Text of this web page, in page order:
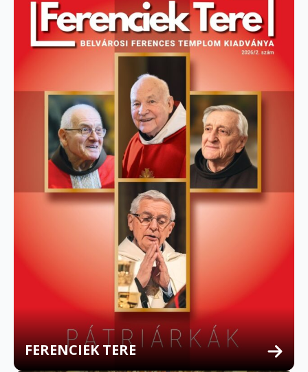
FERENCIEK TERE